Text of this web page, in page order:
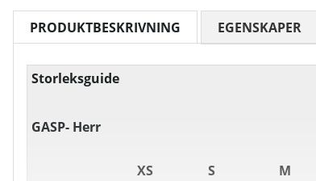
PRODUKTBESKRIVNING
Storleksguide
GASP- Herr
XS S M
EGENSKAPER